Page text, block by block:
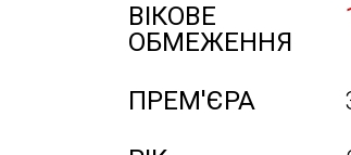
ВІКОВЕ
ОБМЕЖЕННЯ
ПРЕМ'ЄРА